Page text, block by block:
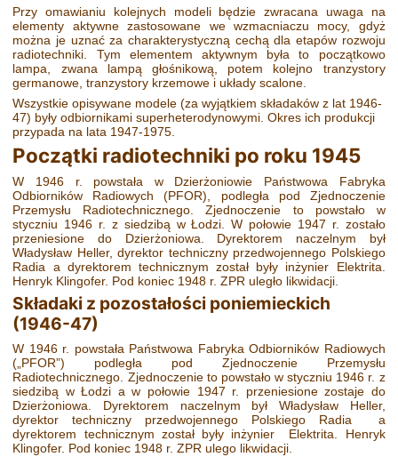
Przy omawianiu kolejnych modeli będzie zwracana uwaga na
elementy aktywne zastosowane we wzmacniaczu mocy, gdyż
można je uznać za charakterystyczną cechą dla etapów rozwoju
radiotechniki. Tym elementem aktywnym była to początkowo
lampa, zwana lampą głośnikową, potem kolejno tranzystory
germanowe, tranzystory krzemowe i układy scalone.
Wszystkie opisywane modele (za wyjątkiem składaków z lat 1946-
47) były odbiornikami superheterodynowymi. Okres ich produkcji
przypada na lata 1947-1975.
Początki radiotechniki po roku 1945
W 1946 r. powstała w Dzierżoniowie Państwowa Fabryka
Odbiorników Radiowych (PFOR), podległa pod Zjednoczenie
Przemysłu Radiotechnicznego. Zjednoczenie to powstało w
styczniu 1946 r. z siedzibą w Łodzi. W połowie 1947 r. zostało
przeniesione do Dzierżoniowa. Dyrektorem naczelnym był
Władysław Heller, dyrektor techniczny przedwojennego Polskiego
Radia a dyrektorem technicznym został były inżynier Elektrita.
Henryk Klingofer. Pod koniec 1948 r. ZPR uległo likwidacji.
Składaki z pozostałości poniemieckich
(1946-47)
W 1946 r. powstała Państwowa Fabryka Odbiorników Radiowych
(„PFOR”) podległa pod Zjednoczenie Przemysłu
Radiotechnicznego. Zjednoczenie to powstało w styczniu 1946 r. z
siedzibą w Łodzi a w połowie 1947 r. przeniesione zostaje do
Dzierżoniowa. Dyrektorem naczelnym był Władysław Heller,
dyrektor techniczny przedwojennego Polskiego Radia a
dyrektorem technicznym został były inżynier Elektrita. Henryk
Klingofer. Pod koniec 1948 r. ZPR ulego likwidacji.